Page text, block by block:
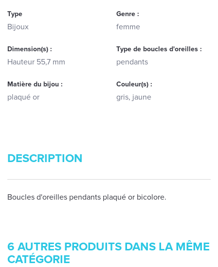
Type
Bijoux
Genre :
femme
Dimension(s) :
Hauteur 55,7 mm
Type de boucles d'oreilles :
pendants
Matière du bijou :
plaqué or
Couleur(s) :
gris, jaune
DESCRIPTION
Boucles d'oreilles pendants plaqué or bicolore.
6 AUTRES PRODUITS DANS LA MÊME
CATÉGORIE